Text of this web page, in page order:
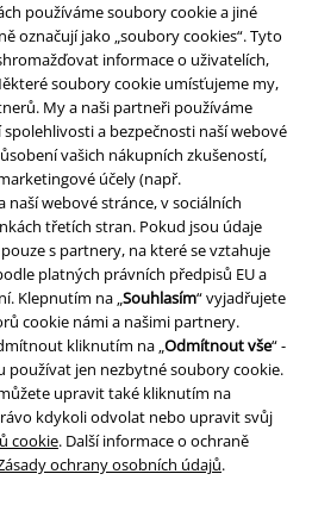
používáme soubory cookie a jiné
označují jako „soubory cookies“. Tyto
informace o uživatelích,
soubory cookie umísťujeme my,
My a naši partneři používáme
a bezpečnosti naší webové
vašich nákupních zkušeností,
účely (např.
webové stránce, v sociálních
třetích stran. Pokud jsou údaje
s partnery, na které se vztahuje
platných právních předpisů EU a
Klepnutím na „Souhlasím“ vyjadřujete
cookie námi a našimi partnery.
kliknutím na „Odmítnout vše“ -
používat jen nezbytné soubory cookie.
upravit také kliknutím na
kdykoli odvolat nebo upravit svůj
cookie. Další informace o ochraně
ochrany osobních údajů.
3 ... 158
1 Z 158
každý z vás najde něco pro sebe. Čekají
sezóně: trička, kalhoty, bundy, boty a
co se dokonale hodí nejen na nejbližší
s přáteli, do práce nebo na volný čas.
hudby ale také filmu, TV-seriálů,
sezónu a na každou příležitost.
denně, 7 dní v týdnu a zboží vám